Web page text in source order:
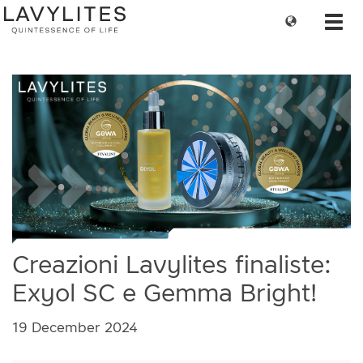
Change
Creazioni Lavylites finaliste:
Exyol SC e Gemma Bright!
19 December 2024